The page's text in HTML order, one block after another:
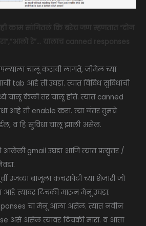
काम सांगितलं कि बरेच जण म्हणतात “दोन
रे”… यालाच canned responses
चालू करावी लागते, जीमेल च्या
tab आहे ती उघडा. त्यात विविध सुविधांची
चालू केली तर चालू होते. त्यात canned
आहे ती enable करा. त्या नंतर तुमचे
व हि सुविधा चालू झाली असेल.
gmail उघडा आणि त्यात प्रत्युत्तर /
उजव्या बाजूला कचरापेटी च्या शेजारी जो
आहे त्यावर टिचकी मारून मेनू उघडा.
चा मेनू आला असेल. त्यात नवीन
असे असेल त्यावर टिचकी मारा. व आता